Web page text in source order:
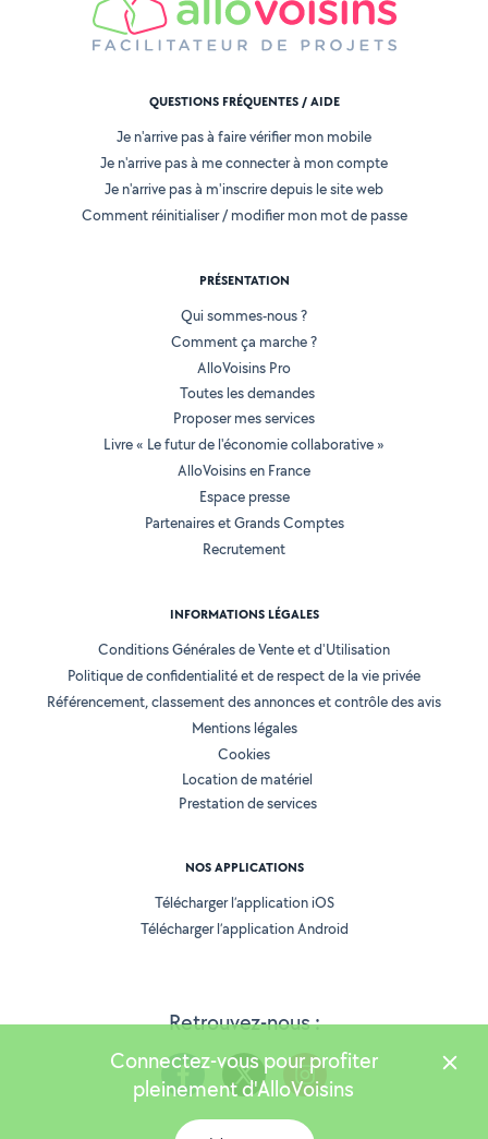
Retrouvez-nous :
QUESTIONS FRÉQUENTES / AIDE
Je n'arrive pas à faire vérifier mon mobile
Je n'arrive pas à me connecter à mon compte
Je n'arrive pas à m'inscrire depuis le site web
Comment réinitialiser / modifier mon mot de passe
PRÉSENTATION
Qui sommes-nous ?
Comment ça marche ?
AlloVoisins Pro
Toutes les demandes
Proposer mes services
Livre « Le futur de l'économie collaborative »
AlloVoisins en France
Espace presse
Partenaires et Grands Comptes
Recrutement
INFORMATIONS LÉGALES
Conditions Générales de Vente et d'Utilisation
Politique de confidentialité et de respect de la vie privée
Référencement, classement des annonces et contrôle des avis
Mentions légales
Cookies
Location de matériel
Prestation de services
NOS APPLICATIONS
Télécharger l’application iOS
Télécharger l’application Android
Connectez-vous pour profiter
pleinement d'AlloVoisins